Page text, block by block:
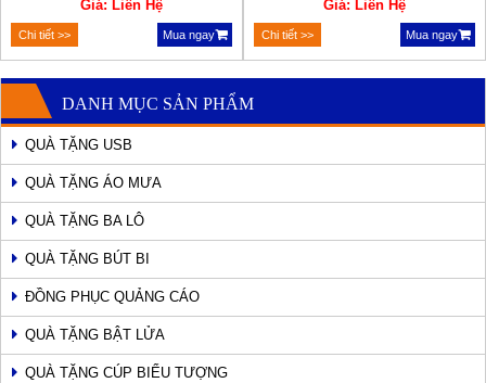
Giá: Liên Hệ
Chi tiết >> Mua ngay
Giá: Liên Hệ
Chi tiết >> Mua ngay
DANH MỤC SẢN PHẨM
QUÀ TẶNG USB
QUÀ TẶNG ÁO MƯA
QUÀ TẶNG BA LÔ
QUÀ TẶNG BÚT BI
ĐỒNG PHỤC QUẢNG CÁO
QUÀ TẶNG BẬT LỬA
QUÀ TẶNG CÚP BIỂU TƯỢNG